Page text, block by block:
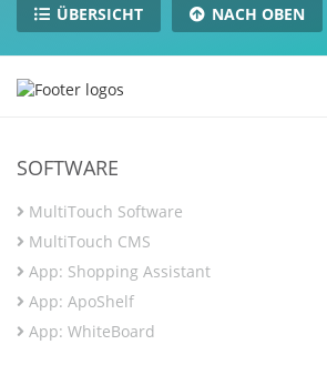
ÜBERSICHT NACH OBEN
SOFTWARE
MultiTouch Software
MultiTouch CMS
App: Shopping Assistant
App: ApoShelf
App: WhiteBoard